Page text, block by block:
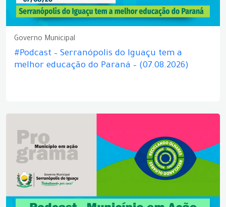
Governo Municipal
#Podcast – Serranópolis do Iguaçu tem a
melhor educação do Paraná – (07.08.2026)